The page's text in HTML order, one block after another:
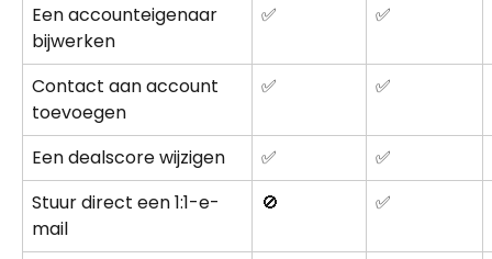
Een accounteigenaar
bijwerken
✅ ✅
Contact aan account
toevoegen
✅ ✅
Een dealscore wijzigen ✅
✅
Stuur direct een 1:1-e-
mail
🚫 ✅